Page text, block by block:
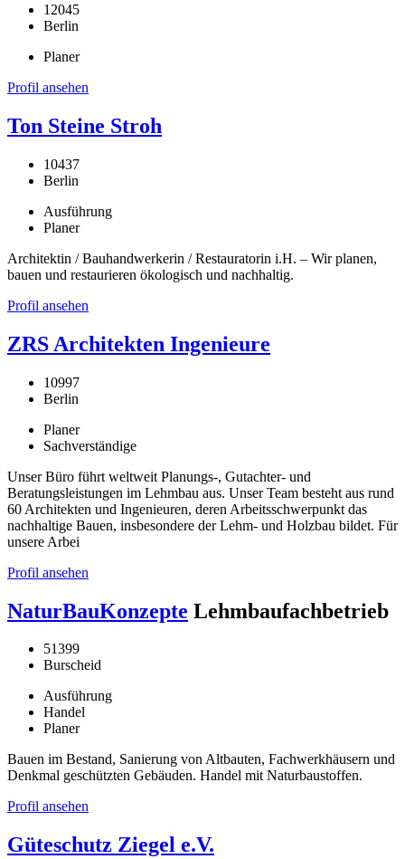
12045
Berlin
Planer
Profil ansehen
Ton Steine Stroh
10437
Berlin
Ausführung
Planer
Architektin / Bauhandwerkerin / Restauratorin i.H. – Wir planen,
bauen und restaurieren ökologisch und nachhaltig.
Profil ansehen
ZRS Architekten Ingenieure
10997
Berlin
Planer
Sachverständige
Unser Büro führt weltweit Planungs-, Gutachter- und
Beratungsleistungen im Lehmbau aus. Unser Team besteht aus rund
60 Architekten und Ingenieuren, deren Arbeitsschwerpunkt das
nachhaltige Bauen, insbesondere der Lehm- und Holzbau bildet. Für
unsere Arbei
Profil ansehen
NaturBauKonzepte Lehmbaufachbetrieb
51399
Burscheid
Ausführung
Handel
Planer
Bauen im Bestand, Sanierung von Altbauten, Fachwerkhäusern und
Denkmal geschützten Gebäuden. Handel mit Naturbaustoffen.
Profil ansehen
Güteschutz Ziegel e.V.